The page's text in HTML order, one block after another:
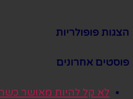
הצגות פופולריות
פוסטים אחרונים
לא קל להיות מאושר